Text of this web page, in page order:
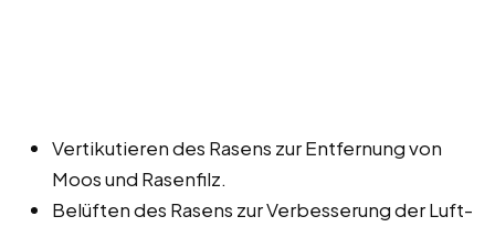
Vertikutieren des Rasens zur Entfernung von
Moos und Rasenfilz.
Belüften des Rasens zur Verbesserung der Luft-